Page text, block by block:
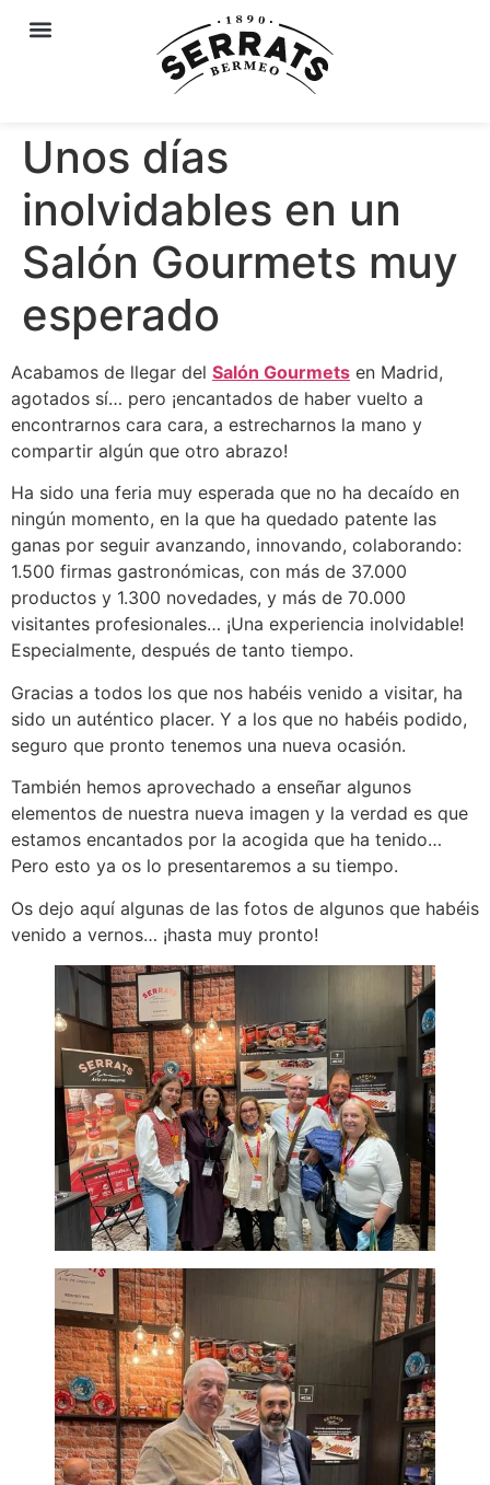
Unos días
inolvidables en un
Salón Gourmets muy
esperado
Acabamos de llegar del Salón Gourmets en Madrid,
agotados sí… pero ¡encantados de haber vuelto a
encontrarnos cara cara, a estrecharnos la mano y
compartir algún que otro abrazo!
Ha sido una feria muy esperada que no ha decaído en
ningún momento, en la que ha quedado patente las
ganas por seguir avanzando, innovando, colaborando:
1.500 firmas gastronómicas, con más de 37.000
productos y 1.300 novedades, y más de 70.000
visitantes profesionales… ¡Una experiencia inolvidable!
Especialmente, después de tanto tiempo.
Gracias a todos los que nos habéis venido a visitar, ha
sido un auténtico placer. Y a los que no habéis podido,
seguro que pronto tenemos una nueva ocasión.
También hemos aprovechado a enseñar algunos
elementos de nuestra nueva imagen y la verdad es que
estamos encantados por la acogida que ha tenido…
Pero esto ya os lo presentaremos a su tiempo.
Os dejo aquí algunas de las fotos de algunos que habéis
venido a vernos… ¡hasta muy pronto!